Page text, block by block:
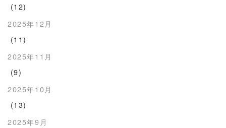
(12)
2025年12月
(11)
2025年11月
(9)
2025年10月
(13)
2025年9月